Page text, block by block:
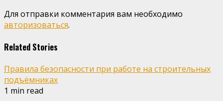
Для отправки комментария вам необходимо
авторизоваться.
Related Stories
Правила безопасности при работе на строительных
подъёмниках
1 min read